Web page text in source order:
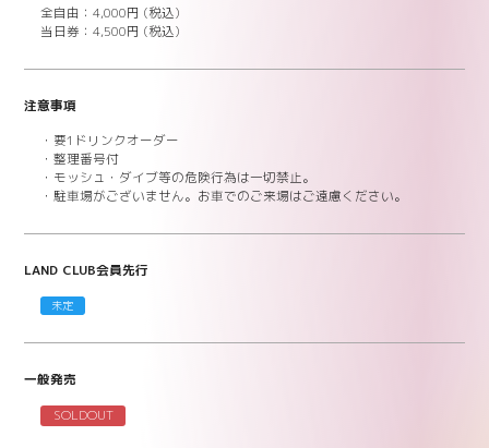
全自由：4,000円 (税込)
当日券：4,500円 (税込)
注意事項
・要1ドリンクオーダー
・整理番号付
・モッシュ・ダイブ等の危険行為は一切禁止。
・駐車場がございません。お車でのご来場はご遠慮ください。
LAND CLUB会員先行
未定
一般発売
SOLDOUT